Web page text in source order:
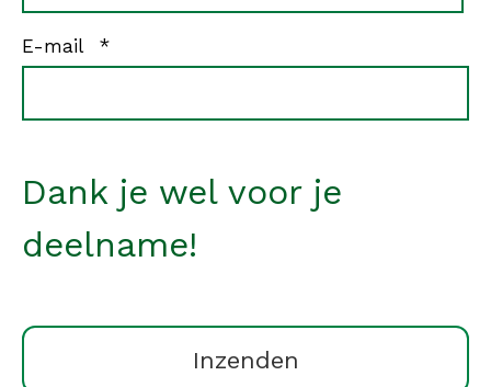
E-mail *verplicht
Dank je wel voor je
deelname!